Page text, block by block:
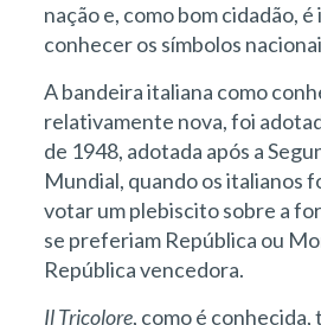
nação e, como bom cidadão,
conhecer os símbolos
A bandeira italiana como
relativamente nova, foi
de 1948, adotada após a
Mundial, quando os italianos
votar um plebiscito sobre a
se preferiam República ou
República vencedora.
Il Tricolore, como é conhecida,